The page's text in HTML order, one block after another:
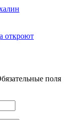
откроют
поля